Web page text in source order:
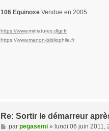
106 Equinoxe Vendue en 2005
https://www.miniatures.dlgr.fr
https://www.manon-bibliophile.fr
Re: Sortir le démarreur
M
par pegasemi» lundi 06 juin 2011,